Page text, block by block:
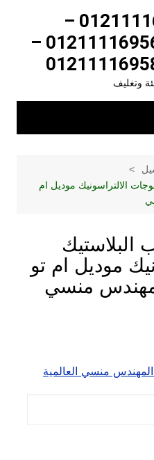
اندكشن سيل 01211116954 –
01211116955 – 01211116956 –
وتغليف
الالتراسونيك موديل ام
البلاستيك
موديل ام تو
منسي العالمية